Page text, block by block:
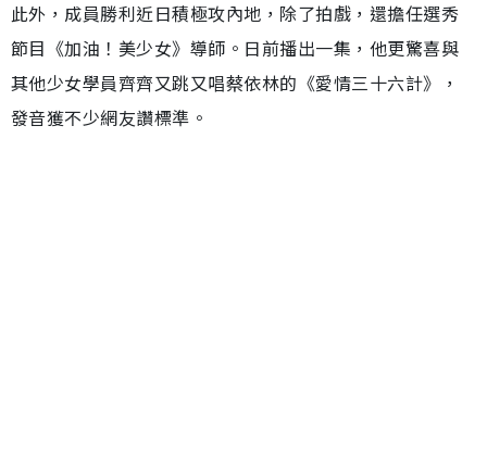
此外，成員勝利近日積極攻內地，除了拍戲，還擔任選秀
節目《加油！美少女》導師。日前播出一集，他更驚喜與
其他少女學員齊齊又跳又唱蔡依林的《愛情三十六計》，
發音獲不少網友讚標準。